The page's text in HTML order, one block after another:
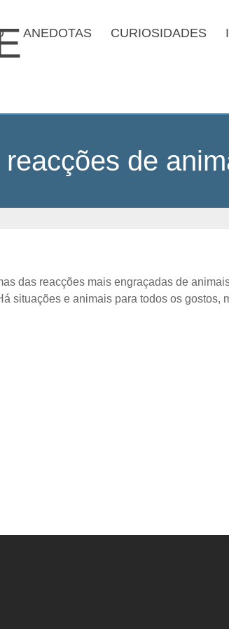
ANEDOTAS CURIOSIDADES
de
das reacções mais engraçadas de
situações e animais para todos os gostos,